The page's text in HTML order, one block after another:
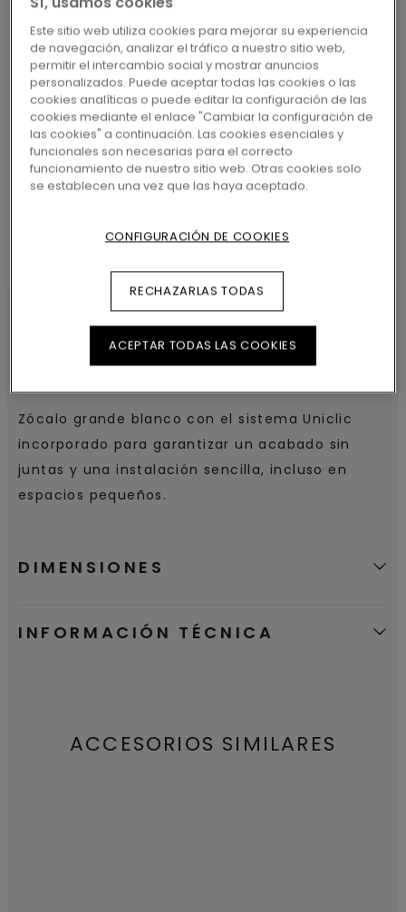
MÁS CERCANO
BUSCAR
CARACTERÍSTICAS DEL
Zócalo grande blanco con el sistema Uniclic
incorporado para garantizar un acabado sin
juntas y una instalación sencilla, incluso en
espacios pequeños.
DIMENSIONES
INFORMACIÓN TÉCNICA
ACCESORIOS SIMILARES
Este sitio web utiliza cookies para mejorar su experiencia
de navegación, analizar el tráfico a nuestro sitio web,
permitir el intercambio social y mostrar anuncios
personalizados. Puede aceptar todas las cookies o las
cookies analíticas o puede editar la configuración de las
cookies mediante el enlace "Cambiar la configuración de
las cookies" a continuación. Las cookies esenciales y
funcionales son necesarias para el correcto
funcionamiento de nuestro sitio web. Otras cookies solo
se establecen una vez que las haya aceptado.
CONFIGURACIÓN DE COOKIES
RECHAZARLAS TODAS
ACEPTAR TODAS LAS COOKIES